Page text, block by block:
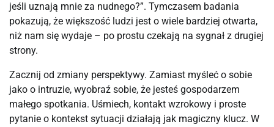
jeśli uznają mnie za nudnego?”. Tymczasem badania
pokazują, że większość ludzi jest o wiele bardziej otwarta,
niż nam się wydaje – po prostu czekają na sygnał z drugiej
strony.
Zacznij od zmiany perspektywy. Zamiast myśleć o sobie
jako o intruzie, wyobraź sobie, że jesteś gospodarzem
małego spotkania. Uśmiech, kontakt wzrokowy i proste
pytanie o kontekst sytuacji działają jak magiczny klucz. W